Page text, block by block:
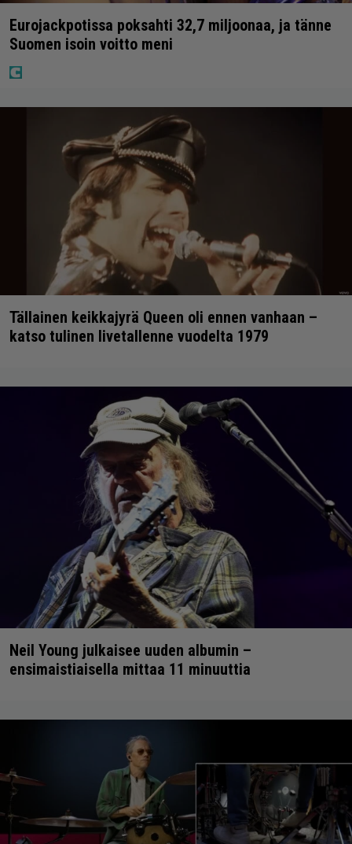
Eurojackpotissa poksahti 32,7 miljoonaa, ja tänne
Suomen isoin voitto meni
Tällainen keikkajyrä Queen oli ennen vanhaan –
katso tulinen livetallenne vuodelta 1979
Neil Young julkaisee uuden albumin –
ensimaistiaisella mittaa 11 minuuttia